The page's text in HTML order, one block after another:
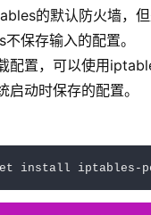
的默认防火墙，
保存输入的配置。
配置，可以使用
启动时保存的配置。
install iptables-